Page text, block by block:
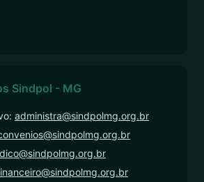
Sindpol - MG
administra@sindpolmg.org.br